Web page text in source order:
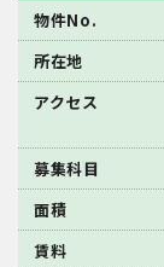
物件No.
所在地
アクセス
募集科目
面積
賃料